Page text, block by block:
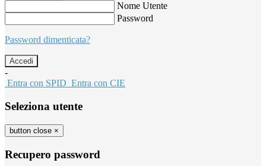
Nome Utente
Password
Password dimenticata?
-
Entra con SPID Entra con CIE
Seleziona utente
button close ×
Recupero password